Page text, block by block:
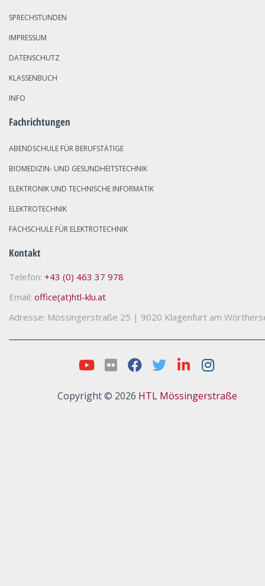
SPRECHSTUNDEN
IMPRESSUM
DATENSCHUTZ
KLASSENBUCH
INFO
Fachrichtungen
ABENDSCHULE FÜR BERUFSTÄTIGE
BIOMEDIZIN- UND GESUNDHEITSTECHNIK
ELEKTRONIK UND TECHNISCHE INFORMATIK
ELEKTROTECHNIK
FACHSCHULE FÜR ELEKTROTECHNIK
Kontakt
Telefon: +43 (0) 463 37 978
Email: office(at)htl-klu.at
Adresse: Mössingerstraße 25 | 9020 Klagenfurt am
Copyright © 2026 HTL Mössingerstraße